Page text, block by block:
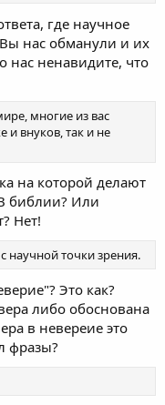
где научное
нас обманули и их
нас ненавидите, что
многие из вас
внуков, так и не
на которой делают
библии? Или
Нет!
научной точки зрения.
Это как?
либо обоснована
в невереие это
фразы?